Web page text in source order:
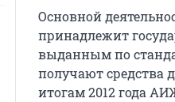
Основной
принадлежит
выданным по
получают средства
итогам 2012 года